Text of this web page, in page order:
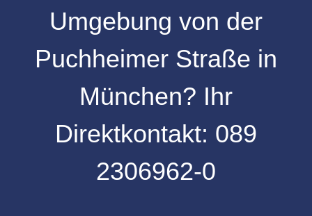
Umgebung von der
Puchheimer Straße in
München? Ihr
Direktkontakt: 089
2306962-0